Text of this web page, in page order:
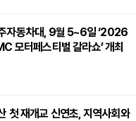
자동차대, 9월 5~6일 ‘2026
모터페스티벌 갈라쇼’ 개최
첫 재개교 신연초, 지역사회와